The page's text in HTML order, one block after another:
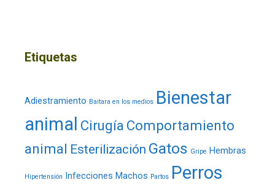
Etiquetas
Adiestramiento Baitara en los medios Bienestar
animal Cirugía Comportamiento
animal Esterilización Gatos Gripe Hembras
Hipertensión Infecciones Machos Partos Perros